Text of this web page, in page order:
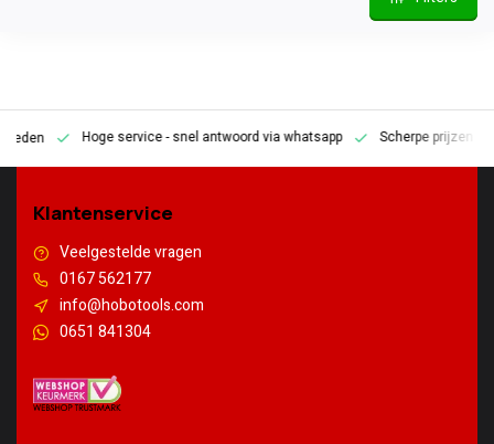
Hoge service- snel antwoord via whatsapp Scherpe prijzen
Klantenservice
Veelgestelde vragen
0167 562177
info@hobotools.com
0651 841304